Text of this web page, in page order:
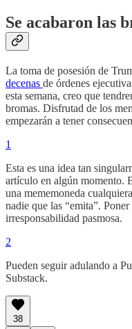
Se acabaron las
La toma de posesión de
decenas de órdenes
esta semana, creo que
bromas. Disfrutad de los
empezarán a tener
1
Esta es una idea tan
artículo en algún momento.
una mememoneda
nadie que las “emita”.
irresponsabilidad pasmosa.
2
Pueden seguir adulando a
Substack.
38